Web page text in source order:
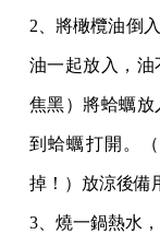
2、將橄欖油倒
油一起放入，
焦黑）將蛤蠣放
到蛤蠣打開。
掉！）放涼後備
3、燒一鍋熱水